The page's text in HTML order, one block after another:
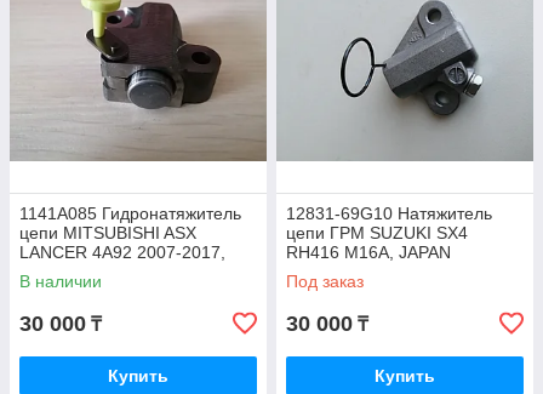
1141A085 Гидронатяжитель
цепи MITSUBISHI ASX
LANCER 4A92 2007-2017,
JAPAN
В наличии
30 000 ₸
Купить
12831-69G10 Натяжитель
цепи ГРМ SUZUKI SX4
RH416 M16A, JAPAN
Под заказ
30 000 ₸
Купить